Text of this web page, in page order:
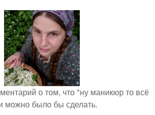
о том, что "ну маникюр то всё
можно было бы сделать.